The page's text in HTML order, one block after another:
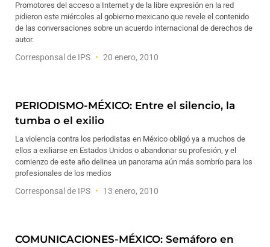
Promotores del acceso a Internet y de la libre expresión en la red
pidieron este miércoles al gobierno mexicano que revele el contenido
de las conversaciones sobre un acuerdo internacional de derechos de
autor.
Corresponsal de IPS 20 enero, 2010
PERIODISMO-MÉXICO: Entre el silencio, la
tumba o el exilio
La violencia contra los periodistas en México obligó ya a muchos de
ellos a exiliarse en Estados Unidos o abandonar su profesión, y el
comienzo de este año delinea un panorama aún más sombrío para los
profesionales de los medios
Corresponsal de IPS 13 enero, 2010
COMUNICACIONES-MÉXICO: Semáforo en